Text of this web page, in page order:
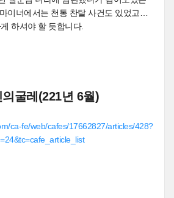
이너에서는 천통 찬탈 사건도 있었고…
하셔야 할 듯합니다.
굴레(221년 6월)
ca-fe/web/cafes/17662827/articles/428?